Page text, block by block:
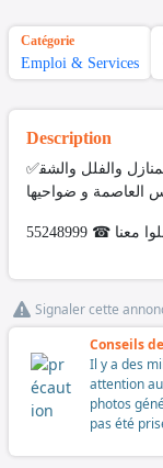
Catégorie
Emploi & Services
Description
✅تقدم شركتنا أفضل #خدمات_التنظيف_باليوم للمنازل والفلل والشق
العاصمة و ضواحيها
☎ 55248999
Signaler cette
Conseils
Il y a des
attention
photos
pas été